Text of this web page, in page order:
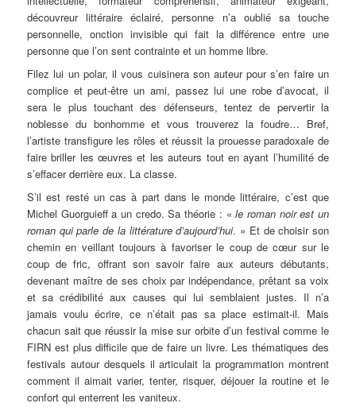
découvreur littéraire éclairé, personne n’a oublié sa touche
personnelle, onction invisible qui fait la différence entre une
personne que l’on sent contrainte et un homme libre.
Filez lui un polar, il vous cuisinera son auteur pour s’en faire un
complice et peut-être un ami, passez lui une robe d’avocat, il
sera le plus touchant des défenseurs, tentez de pervertir la
noblesse du bonhomme et vous trouverez la foudre… Bref,
l’artiste transfigure les rôles et réussit la prouesse paradoxale de
faire briller les œuvres et les auteurs tout en ayant l’humilité de
s’effacer derrière eux. La classe.
S’il est resté un cas à part dans le monde littéraire, c’est que
Michel Guorguieff a un credo. Sa théorie : «le roman noir est un
roman qui parle de la littérature d’aujourd’hui. » Et de choisir son
chemin en veillant toujours à favoriser le coup de cœur sur le
coup de fric, offrant son savoir faire aux auteurs débutants,
devenant maître de ses choix par indépendance, prêtant sa voix
et sa crédibilité aux causes qui lui semblaient justes. Il n’a
jamais voulu écrire, ce n’était pas sa place estimait-il. Mais
chacun sait que réussir la mise sur orbite d’un festival comme le
FIRN est plus difficile que de faire un livre. Les thématiques des
festivals autour desquels il articulait la programmation montrent
comment il aimait varier, tenter, risquer, déjouer la routine et le
confort qui enterrent les vaniteux.